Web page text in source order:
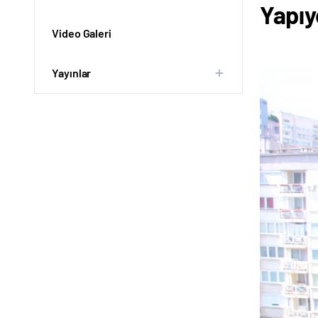
Video Galeri
Yayınlar